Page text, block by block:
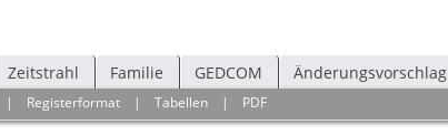
Zeitstrahl Familie GEDCOM Änderungsvorschlag
| Registerformat |Tabellen | PDF